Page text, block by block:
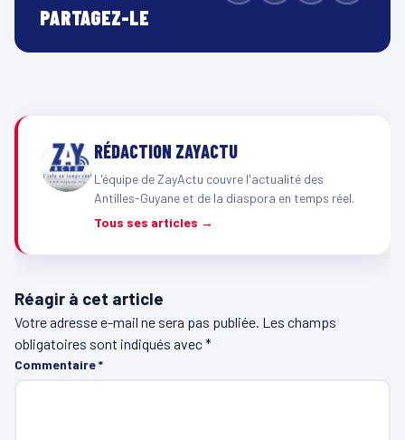
PARTAGEZ-LE
RÉDACTION ZAYACTU
L'équipe de ZayActu couvre l'actualité des
Antilles-Guyane et de la diaspora en temps réel.
Tous ses articles →
Réagir à cet article
Votre adresse e-mail ne sera pas publiée. Les champs
obligatoires sont indiqués avec*
Commentaire*